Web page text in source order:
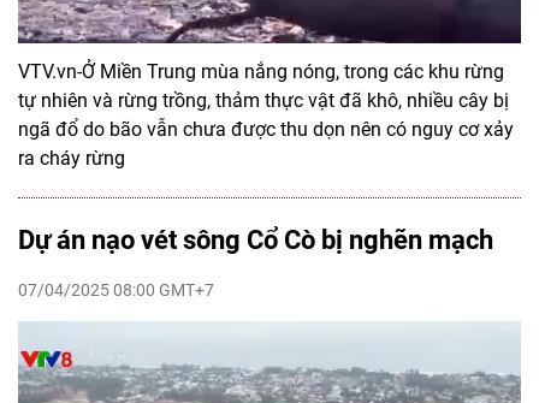
VTV.vn-Ở Miền Trung mùa nắng nóng, trong các khu rừng
tự nhiên và rừng trồng, thảm thực vật đã khô, nhiều cây bị
ngã đổ do bão vẫn chưa được thu dọn nên có nguy cơ xảy
ra cháy rừng
Dự án nạo vét sông Cổ Cò bị nghẽn mạch
07/04/2025 08:00 GMT+7